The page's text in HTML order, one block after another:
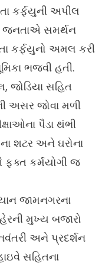
કર્ફયુની અપીલ
જનતાએ સમર્થન
કર્ફયુનો અમલ કરી
ભજવી હતી.
જોડિયા સહિત
અસર જોવા મળી
પૈડા થંભી
શટર અને ઘરોના
ફક્ત કર્મયોગી જ
જામનગરના
મુખ્ય બજારો
અને પ્રદર્શન
સહિતના